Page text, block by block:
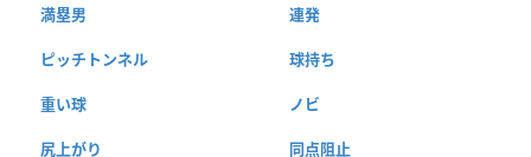
満塁男 連発
ピッチトンネル 球持ち
重い球 ノビ
尻上がり 同点阻止